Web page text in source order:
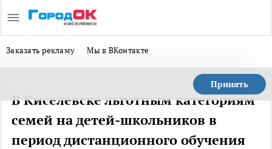
Заказать рекламу Мы в ВКонтакте
Принять
В Киселевске льготным категориям
семей на детей-школьников в
период дистанционного обучения